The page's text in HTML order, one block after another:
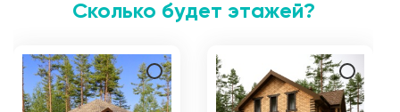
Сколько будет этажей?